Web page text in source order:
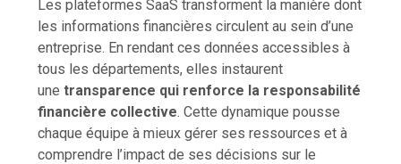
Les plateformes SaaS transforment la manière dont
les informations financières circulent au sein d’une
entreprise. En rendant ces données accessibles à
tous les départements, elles instaurent
unetransparence qui renforce la responsabilité
financière collective. Cette dynamique pousse
chaque équipe à mieux gérer ses ressources et à
comprendre l’impact de ses décisions sur le